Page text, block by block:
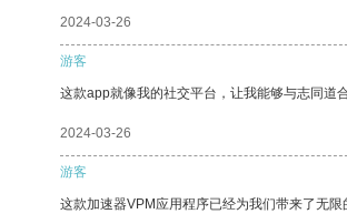
2024-03-26
游客
这款app就像我的社交平台，让我能够与志同道
2024-03-26
游客
这款加速器VPM应用程序已经为我们带来了无限